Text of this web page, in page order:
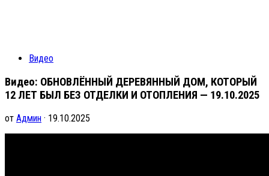
Видео
Видео: ОБНОВЛЁННЫЙ ДЕРЕВЯННЫЙ ДОМ, КОТОРЫЙ
12 ЛЕТ БЫЛ БЕЗ ОТДЕЛКИ И ОТОПЛЕНИЯ — 19.10.2025
от Админ · 19.10.2025